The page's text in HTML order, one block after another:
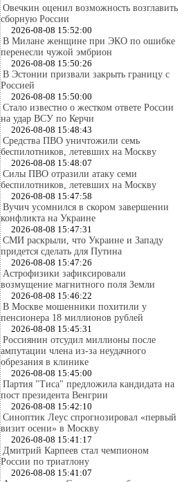
Овечкин оценил возможность возглавить
сборную России
2026-08-08 15:52:00
В Милане женщине при ЭКО по ошибке
перенесли чужой эмбрион
2026-08-08 15:50:26
В Эстонии призвали закрыть границу с
Россией
2026-08-08 15:50:00
Стало известно о жестком ответе России
на удар ВСУ по Керчи
2026-08-08 15:48:43
Средства ПВО уничтожили семь
беспилотников, летевших на Москву
2026-08-08 15:48:07
Силы ПВО отразили атаку семи
беспилотников, летевших на Москву
2026-08-08 15:47:58
Вучич усомнился в скором завершении
конфликта на Украине
2026-08-08 15:47:31
СМИ раскрыли, что Украине и Западу
придется сделать для Путина
2026-08-08 15:47:26
Астрофизики зафиксировали
возмущение магнитного поля Земли
2026-08-08 15:46:22
В Москве мошенники похитили у
пенсионера 18 миллионов рублей
2026-08-08 15:45:31
Россиянин отсудил миллионы после
ампутации члена из-за неудачного
обрезания в клинике
2026-08-08 15:45:00
Партия "Тиса" предложила кандидата на
пост президента Венгрии
2026-08-08 15:42:10
Синоптик Леус спрогнозировал «первый
визит осени» в Москву
2026-08-08 15:41:17
Дмитрий Карпеев стал чемпионом
России по триатлону
2026-08-08 15:41:07